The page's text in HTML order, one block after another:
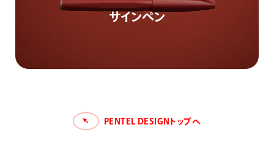
サインペン
PENTEL DESIGNトップへ